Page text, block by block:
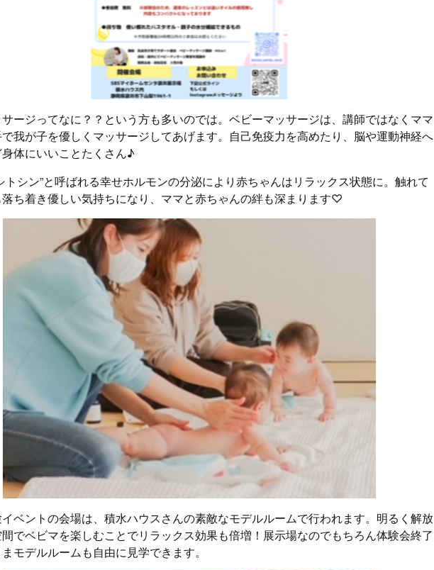
ージってなに？？という方も多いのでは。ベビーマッサージは、講師ではなくママ
我が子を優しくマッサージしてあげます。自己免疫力を高めたり、脳や運動神経へ
体にいいことたくさん♪
トシン”と呼ばれる幸せホルモンの分泌により赤ちゃんはリラックス状態に。触れて
ち着き優しい気持ちになり、ママと赤ちゃんの絆も深まります♡
ベントの会場は、積水ハウスさんの素敵なモデルルームで行われます。明るく解放
でベビマを楽しむことでリラックス効果も倍増！展示場なのでもちろん体験会終了
モデルルームも自由に見学できます。